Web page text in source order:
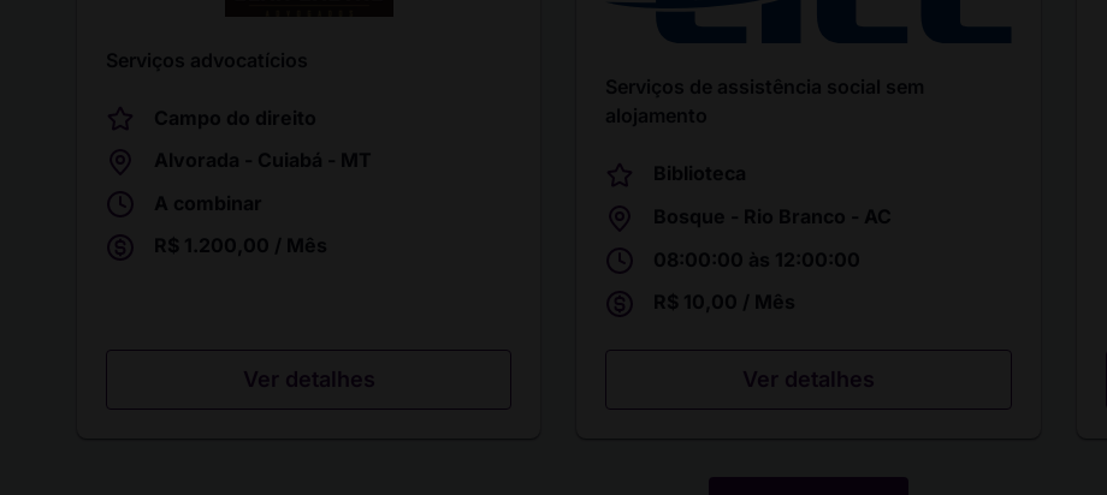
Serviços advocatícios
Campo do direito
Alvorada - Cuiabá - MT
A combinar
R$ 1.200,00 / Mês
Ver detalhes
Serviços de assistência social sem
alojamento
Biblioteca
Bosque - Rio Branco - AC
08:00:00 às 12:00:00
R$ 10,00 / Mês
Ver detalhes